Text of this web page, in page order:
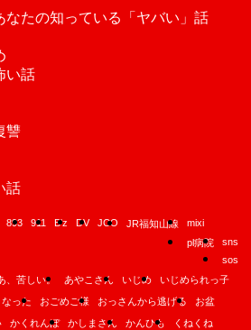
なたの知っている「ヤバい」話
い話
讐
話
893 911 B'z DV JCO JR福知山線
mixi
pl病院
sns
sos
、苦しい。 あやこさん いじめ
いじめられっ子
った おごめご様 おっさんから逃げる
お盆
かくれんぼ かしまさん かんひも
くねくね